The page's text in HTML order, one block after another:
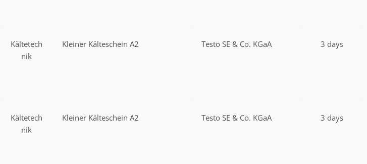
Kältetech
nik
Kleiner Kälteschein A2 Testo SE & Co. KGaA 3 days
Kältetech
nik
Kleiner Kälteschein A2 Testo SE & Co. KGaA 3 days